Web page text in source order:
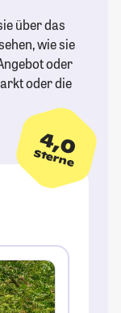
über das
wie sie
oder
oder die
4,0
Sterne